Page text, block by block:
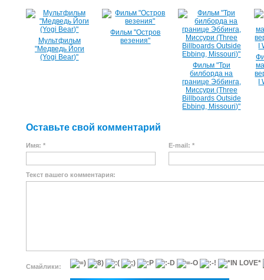
Мультфильм
"Медведь Йоги
(Yogi Bear)"
Фильм "Остров
везения"
Фильм "Три
билборда на
границе Эббинга,
Миссури (Three
Billboards Outside
Ebbing, Missouri)"
Оставьте свой комментарий
Имя: * E-mail: *
Текст вашего комментария:
Смайлики: